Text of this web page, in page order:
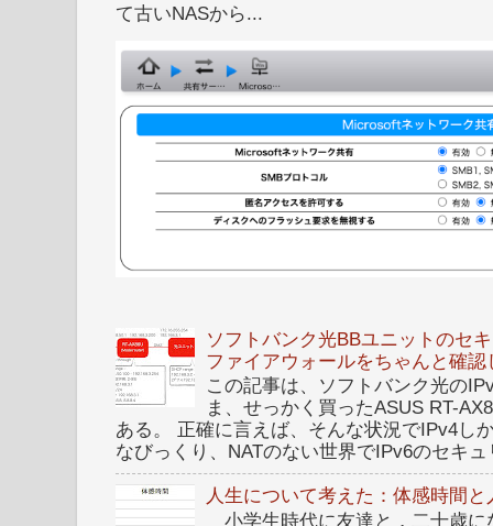
て古いNASから...
ソフトバンク光BBユニットのセ
ファイアウォールをちゃんと確認
この記事は、ソフトバンク光の
ま、せっかく買ったASUS RT-
ある。 正確に言えば、そんな状況でIPv4し
なびっくり、NATのない世界でIPv6のセキ
人生について考えた：体感時間
小学生時代に友達と，二十歳に